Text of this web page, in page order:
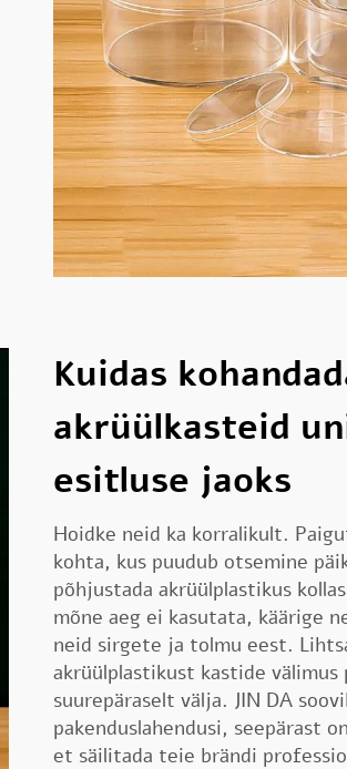
Kuidas
akrüülkasteid
esitluse jaoks
Hoidke neid ka korralikult.
kohta, kus puudub otsemine
põhjustada akrüülplastikus
mõne aeg ei kasutata, käärige
neid sirgete ja tolmu eest.
akrüülplastikust kastide välimus
suurepäraselt välja. JIN DA
pakenduslahendusi, seepärast
et säilitada teie brändi